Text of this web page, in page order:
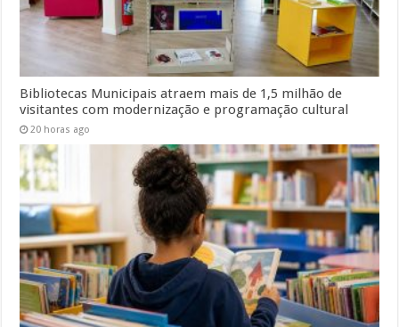
Bibliotecas Municipais atraem mais de 1,5 milhão de
visitantes com modernização e programação cultural
20 horas ago